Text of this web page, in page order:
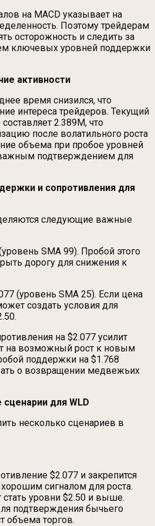
на MACD указывает на
Поэтому трейдерам
осторожность и следить за
ключевых уровней поддержки
активности
время снизился, что
интереса трейдеров. Текущий
2.389M, что
после волатильного роста
объема при пробое уровней
подтверждением для
и сопротивления для
следующие важные
SMA 99). Пробой этого
дорогу для снижения к
(уровень SMA 25). Если цена
создать условия для
на $2.077 усилит
на возможный рост к новым
поддержки на $1.768
о возвращении медвежьих
для WLD
несколько сценариев в
$2.077 и закрепится
сигналом для роста.
уровни $2.50 и выше.
подтверждения бычьего
объема торгов.